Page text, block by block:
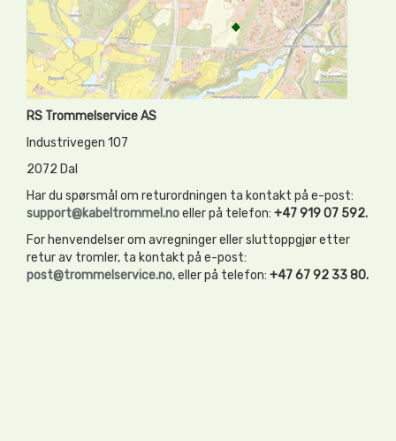
RS Trommelservice AS
Industrivegen 107
2072 Dal
Har du spørsmål om returordningen ta kontakt på e-post:
support@kabeltrommel.noeller på telefon: +47 919 07 592.
For henvendelser om avregninger eller sluttoppgjør etter
retur av tromler, ta kontakt på e-post:
post@trommelservice.no, eller på telefon: +47 67 92 33 80.